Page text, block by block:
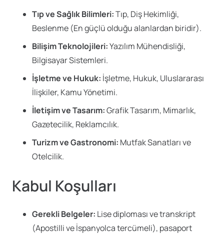
Tıp ve Sağlık Bilimleri:Tıp, Diş Hekimliği,
Beslenme (En güçlü olduğu alanlardan biridir).
Bilişim Teknolojileri:Yazılım Mühendisliği,
Bilgisayar Sistemleri.
İşletme ve Hukuk: İşletme, Hukuk, Uluslararası
İlişkiler, Kamu Yönetimi.
İletişim ve Tasarım:Grafik Tasarım, Mimarlık,
Gazetecilik, Reklamcılık.
Turizm ve Gastronomi: Mutfak Sanatları ve
Otelcilik.
Kabul Koşulları
Gerekli Belgeler: Lise diploması ve transkript
(Apostilli ve İspanyolca tercümeli), pasaport